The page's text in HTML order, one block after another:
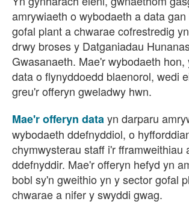
amrywiaeth o wybodaeth a data
gofal plant a chwarae cofrestredig
drwy broses y Datganiadau
Gwasanaeth. Mae'r wybodaeth
data o flynyddoedd blaenorol, wedi
greu'r offeryn gweladwy hwn.
Mae'r offeryn datayn darparu
wybodaeth ddefnyddiol, o
chymwysterau staff i'r fframweithiau
ddefnyddir. Mae'r offeryn hefyd yn
bobl sy'n gweithio yn y sector gofal
chwarae a nifer y swyddi gwag.